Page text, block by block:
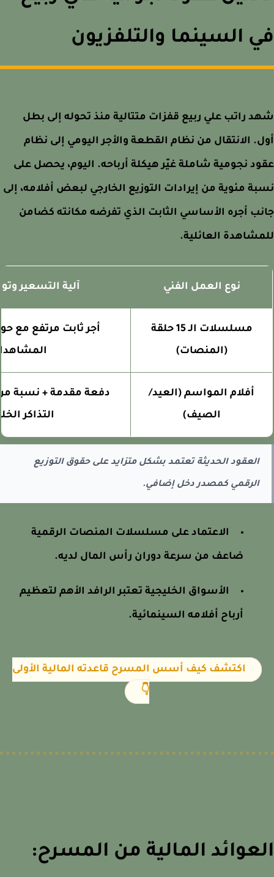
السينما والتلفزيون
راتب علي ربيع قفزات متتالية منذ تحوله إلى بطل
الانتقال من نظام القطعة والأجر اليومي إلى نظام
نجومية شاملة غيّر هيكلة أرباحه. اليوم، يحصل على
مئوية من إيرادات التوزيع الخارجي لبعض أفلامه، إلى
أجره الأساسي الثابت الذي تفرضه مكانته كضامن
العائلية.
نوع العمل الفني آلية التسعير
مسلسلات الـ 15 حلقة
(المنصات)
أجر ثابت مرتفع مع
المشاهدات
أفلام المواسم (العيد/
الصيف)
دفعة مقدمة + نسبة من
التذاكر
العقود الحديثة تعتمد بشكل متزايد على حقوق التوزيع
الرقمي كمصدر دخل إضافي.
الاعتماد على مسلسلات المنصات الرقمية
ضاعف من سرعة دوران رأس المال لديه.
الأسواق الخليجية تعتبر الرافد الأهم لتعظيم
أرباح أفلامه السينمائية.
اكتشف كيف أسس المسرح قاعدته المالية الأولى
المالية من المسرح: